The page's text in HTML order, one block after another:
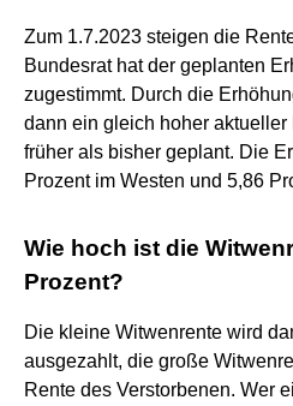
Zum 1.7.2023 steigen die
Bundesrat hat der geplanten
zugestimmt. Durch die
dann ein gleich hoher
früher als bisher geplant. Die
Prozent im Westen und 5,86
Wie hoch ist die
Prozent?
Die kleine Witwenrente wird
ausgezahlt, die große
Rente des Verstorbenen. Wer